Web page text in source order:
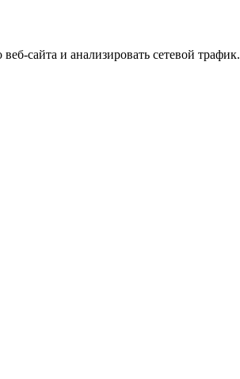
сайта и анализировать сетевой трафик.